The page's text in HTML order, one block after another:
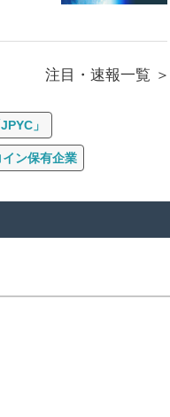
注目・速報一覧
」
ン保有企業